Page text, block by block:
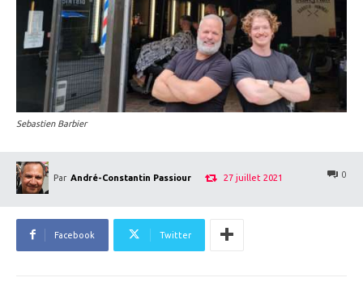
Sebastien Barbier
Par André-Constantin Passiour 27 juillet 2021 0
Facebook Twitter